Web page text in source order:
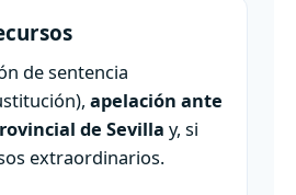
de sentencia
apelación ante
de Sevilla y, si
extraordinarios.